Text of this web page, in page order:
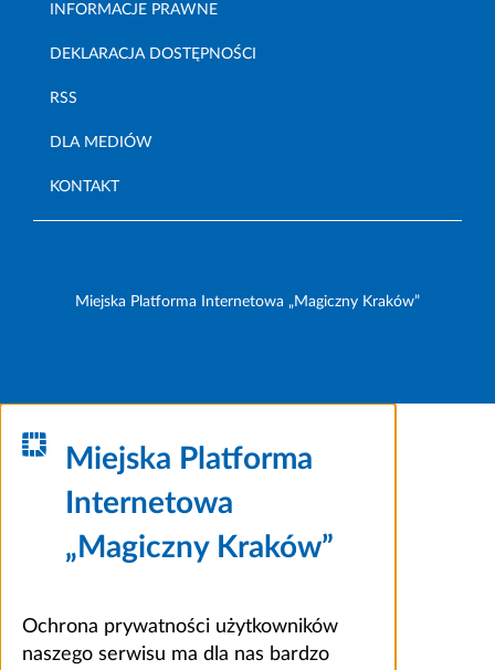
INFORMACJE PRAWNE
DEKLARACJA DOSTĘPNOŚCI
RSS
DLA MEDIÓW
KONTAKT
Miejska Platforma Internetowa „Magiczny Kraków”
Miejska Platforma
Internetowa
„Magiczny Kraków”
Ochrona prywatności użytkowników
naszego serwisu ma dla nas bardzo